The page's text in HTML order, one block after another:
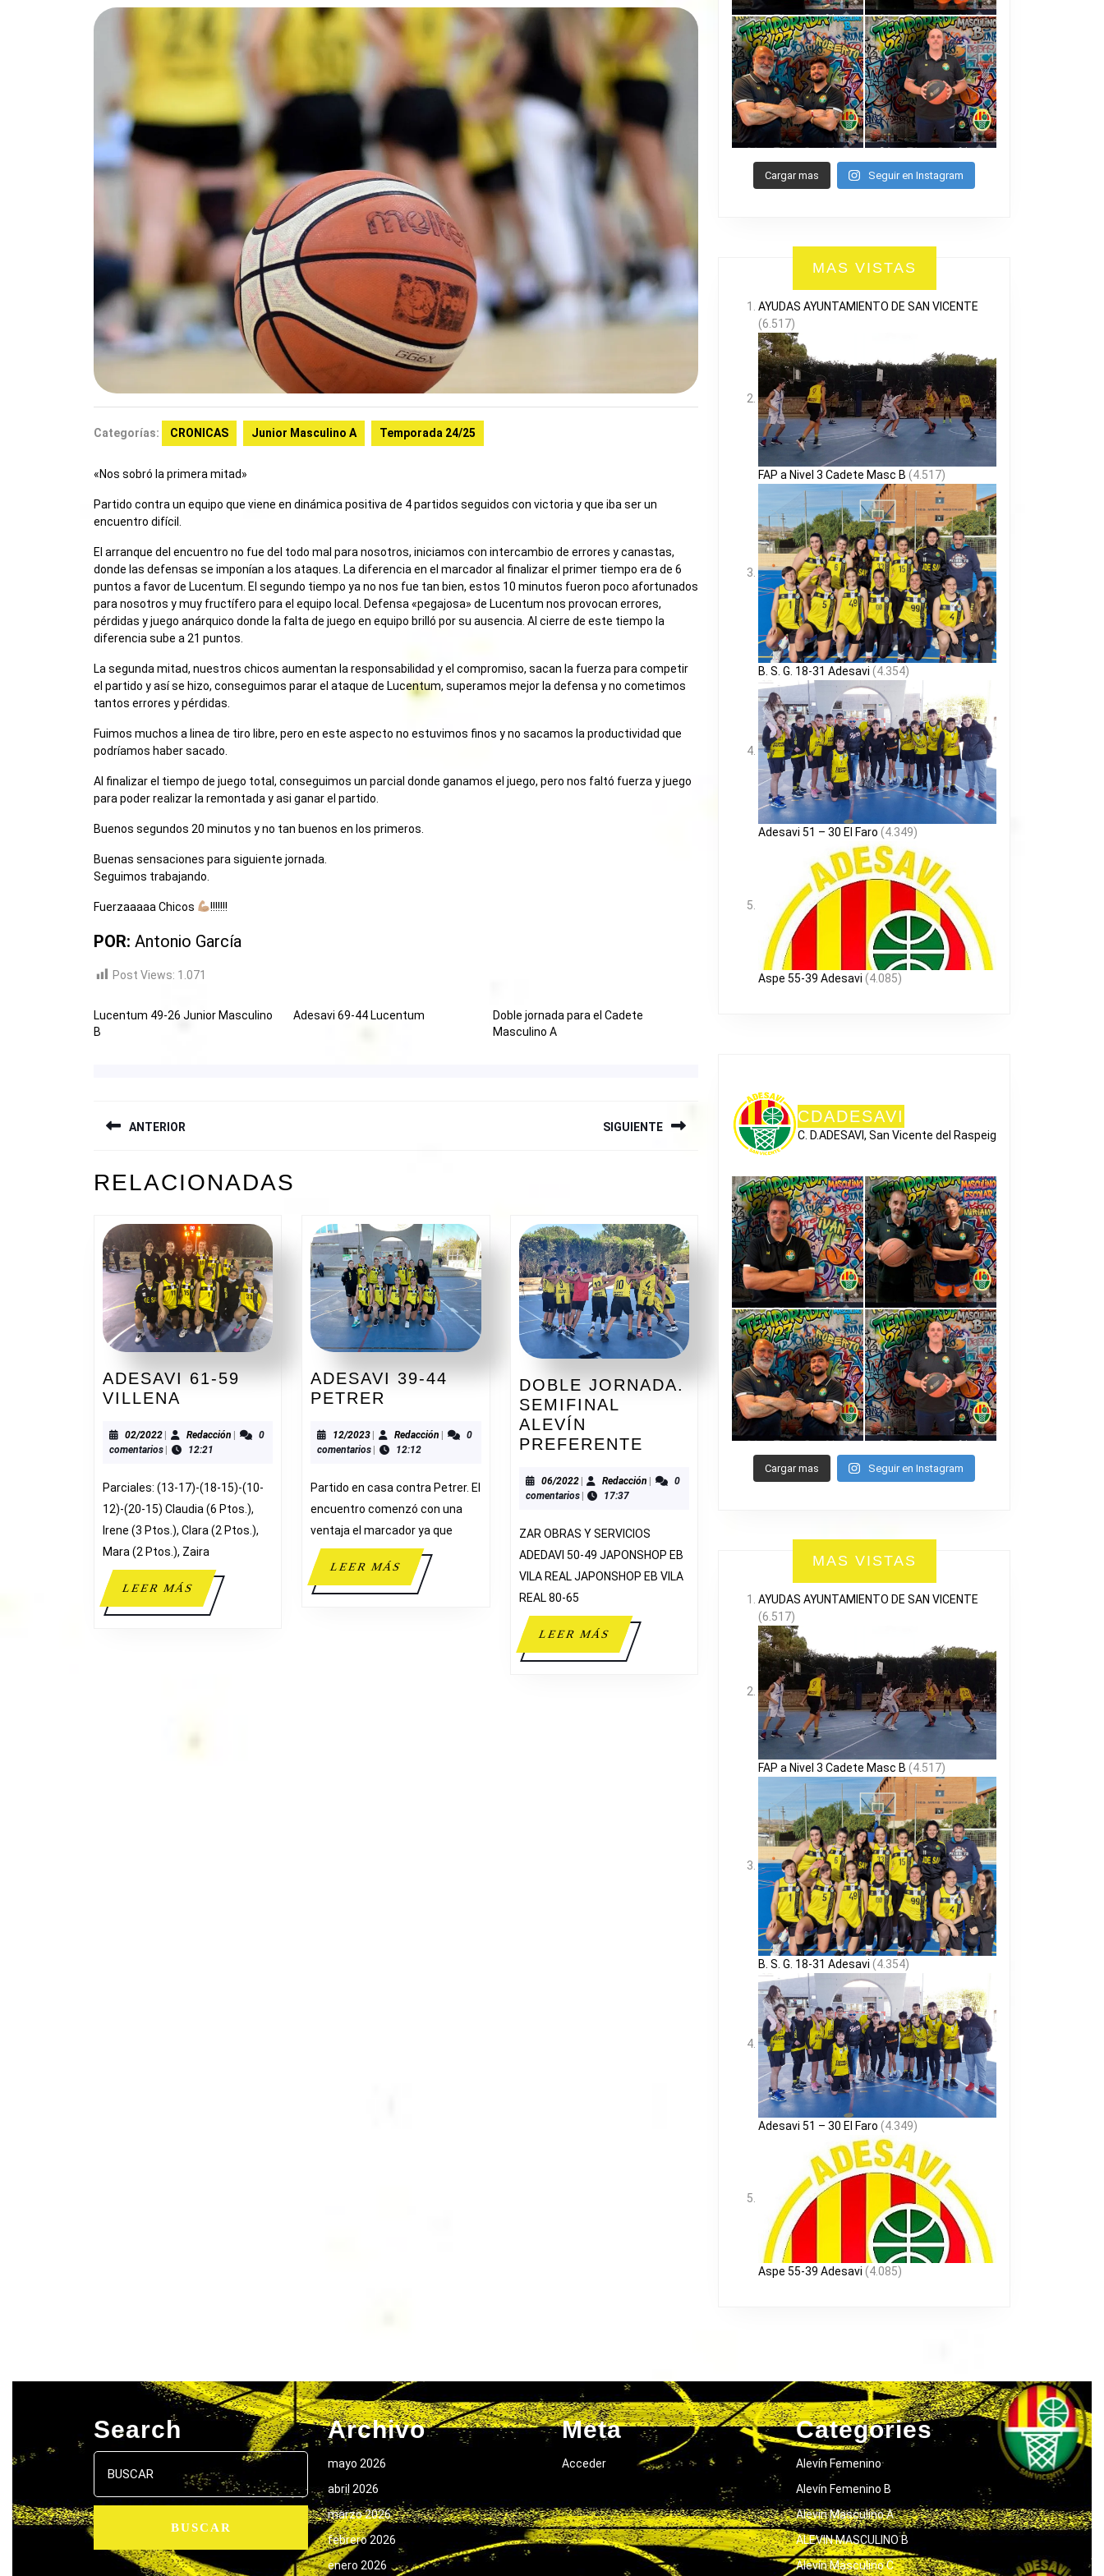
Categorías: CRONICAS Junior Masculino A Temporada 24/25
«Nos sobró la primera mitad»
Partido contra un equipo que viene en dinámica positiva de 4 partidos seguidos con victoria y que iba ser un
encuentro difícil.
El arranque del encuentro no fue del todo mal para nosotros, iniciamos con intercambio de errores y canastas,
donde las defensas se imponían a los ataques. La diferencia en el marcador al finalizar el primer tiempo era de 6
puntos a favor de Lucentum. El segundo tiempo ya no nos fue tan bien, estos 10 minutos fueron poco afortunados
para nosotros y muy fructífero para el equipo local. Defensa «pegajosa» de Lucentum nos provocan errores,
pérdidas y juego anárquico donde la falta de juego en equipo brilló por su ausencia. Al cierre de este tiempo la
diferencia sube a 21 puntos.
La segunda mitad, nuestros chicos aumentan la responsabilidad y el compromiso, sacan la fuerza para competir
el partido y así se hizo, conseguimos parar el ataque de Lucentum, superamos mejor la defensa y no cometimos
tantos errores y pérdidas.
Fuimos muchos a linea de tiro libre, pero en este aspecto no estuvimos finos y no sacamos la productividad que
podríamos haber sacado.
Al finalizar el tiempo de juego total, conseguimos un parcial donde ganamos el juego, pero nos faltó fuerza y juego
para poder realizar la remontada y asi ganar el partido.
Buenos segundos 20 minutos y no tan buenos en los primeros.
Buenas sensaciones para siguiente jornada.
Seguimos trabajando.
Fuerzaaaaa Chicos !!!!!!!
POR: Antonio García
Post Views: 1.071
Lucentum 49-26 Junior Masculino
B
Adesavi 69-44 Lucentum
Doble jornada para el Cadete
Masculino A
DE
ENTRADAS
ANTERIOR
anterior:
SIGUIENTE
RELACIONADAS
ADESAVI 61-59
VILLENA
59
VILLENA
02/202202/2022
| RedacciónRedacción
|
0
comentarios | 12:21
Parciales: (13-17)-(18-15)-(10-
12)-(20-15) Claudia (6 Ptos.),
Irene (3 Ptos.), Clara (2 Ptos.),
Mara (2 Ptos.), Zaira
LEER MÁSLEER
MÁS
ADESAVI 39-44
PETRER
44
PETRER
12/202312/2023
| Redacción Redacción
|
0
comentarios | 12:12
Partido en casa contra Petrer. El
encuentro comenzó con una
ventaja el marcador ya que
LEER MÁSLEER
MÁS
DOBLE JORNADA.
SEMIFINAL
ALEVÍN
PREFERENTE
SEMIFINAL
06/202206/2022Redacción Redacción
0
comentarios
17:37
ZAR OBRAS Y SERVICIOS
ADEDAVI 50-49 JAPONSHOP EB
VILA REAL JAPONSHOP EB VILA
REAL 80-65
LEER MÁSLEER
MÁS
Cargar mas Seguir en Instagram
MAS VISTAS
AYUDAS AYUNTAMIENTO DE SAN VICENTE
(6.517)
FAP a Nivel 3 Cadete Masc B (4.517)
B. S. G. 18-31 Adesavi (4.354)
Adesavi 51 – 30 El Faro (4.349)
Aspe 55-39 Adesavi (4.085)
CDADESAVI
C. D.ADESAVI, San Vicente del Raspeig
Cargar mas Seguir en Instagram
MAS VISTAS
AYUDAS AYUNTAMIENTO DE SAN VICENTE
(6.517)
FAP a Nivel 3 Cadete Masc B (4.517)
B. S. G. 18-31 Adesavi (4.354)
Adesavi 51 – 30 El Faro (4.349)
Aspe 55-39 Adesavi (4.085)
Search
Buscar:
Archivo
mayo 2026
abril 2026
marzo 2026
febrero 2026
enero 2026
Meta
Acceder
Categories
Alevín Femenino
Alevín Femenino B
Alevín Masculino A
ALEVIN MASCULINO B
Alevín Masculino C